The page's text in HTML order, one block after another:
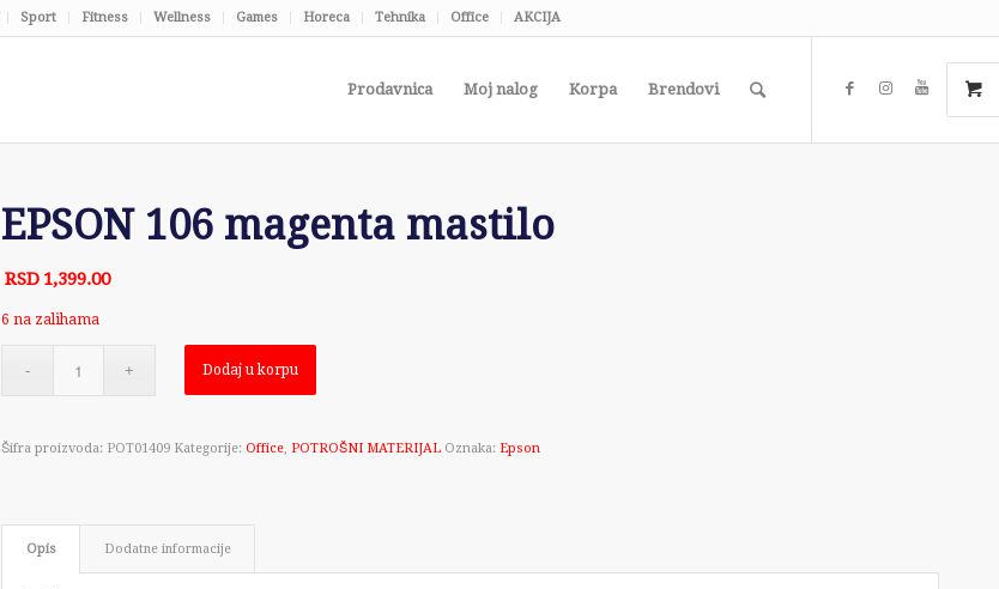
Sport Fitness Wellness Games Horeca Tehnika Office AKCIJA
Prodavnica Moj nalog Korpa Brendovi
EPSON 106 magenta mastilo
RSD 1,399.00
6 na zalihama
Dodaj u korpu
Šifra proizvoda: POT01409 Kategorije: Office, POTROŠNI MATERIJAL Oznaka: Epson
Opis Dodatne informacije